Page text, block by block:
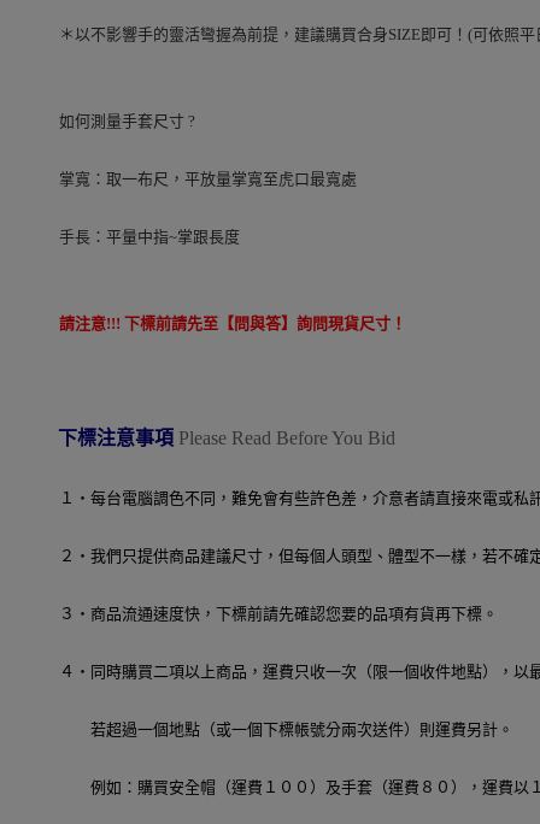
＊以不影響手的靈活彎握為前提，建議購買合身SIZE即可！(可依照平
如何測量手套尺寸 ?
掌寬：取一布尺，平放量掌寬至虎口最寬處
手長：平量中指~掌跟長度
請注意!!! 下標前請先至【問與答】詢問現貨尺寸！
下標注意事項 Please Read Before You Bid
１‧每台電腦調色不同，難免會有些許色差，介意者請直接來電或私
２‧我們只提供商品建議尺寸，但每個人頭型、體型不一樣，若不確
３‧商品流通速度快，下標前請先確認您要的品項有貨再下標。
４‧同時購買二項以上商品，運費只收一次（限一個收件地點），以
若超過一個地點（或一個下標帳號分兩次送件）則運費另計。
例如：購買安全帽（運費１００）及手套（運費８０），運費以